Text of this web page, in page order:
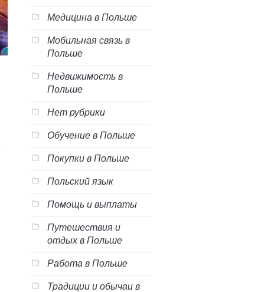
Медицина в Польше
Мобильная связь в
Польше
Недвижимость в
Польше
Нет рубрики
Обучение в Польше
Покупки в Польше
Польский язык
Помощь и выплаты
Путешествия и
отдых в Польше
Работа в Польше
Традиции и обычаи в